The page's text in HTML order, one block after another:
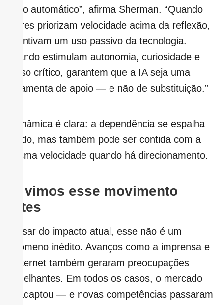
piloto automático”, afirma Sherman. “Quando
líderes priorizam velocidade acima da reflexão,
incentivam um uso passivo da tecnologia.
Quando estimulam autonomia, curiosidade e
senso crítico, garantem que a IA seja uma
ferramenta de apoio — e não de substituição.”
A dinâmica é clara: a dependência se espalha
rápido, mas também pode ser contida com a
mesma velocidade quando há direcionamento.
Já vimos esse movimento
antes
Apesar do impacto atual, esse não é um
fenômeno inédito. Avanços como a imprensa e
a internet também geraram preocupações
semelhantes. Em todos os casos, o mercado
se adaptou — e novas competências passaram